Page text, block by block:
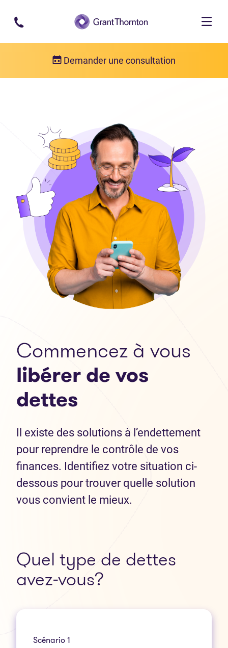
Passer au contenu principal
Demander une consultation
Commencez à vous
libérer de vos
dettes
Il existe des solutions à l’endettement
pour reprendre le contrôle de vos
finances. Identifiez votre situation ci-
dessous pour trouver quelle solution
vous convient le mieux.
Quel type de dettes
avez-vous?
Scénario 1